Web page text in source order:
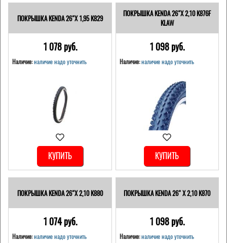
ПОКРЫШКА KENDA 26"Х 1,95 K829
1 078 pуб.
Наличие:наличие надо уточнить
КУПИТЬ
ПОКРЫШКА KENDA 26"Х 2,10 K876F
KLAW
1 098 pуб.
Наличие: наличие надо уточнить
КУПИТЬ
ПОКРЫШКА KENDA 26"Х 2,10 K880
1 074 pуб.
Наличие:наличие надо уточнить
ПОКРЫШКА KENDA 26" Х 2,10 K870
1 098 pуб.
Наличие: наличие надо уточнить